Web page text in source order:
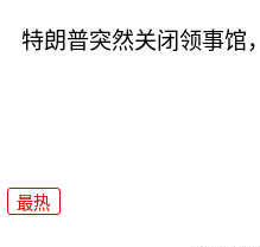
特朗普突然关闭领事馆
最热